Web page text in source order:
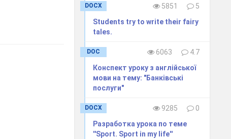
DOCX 5851
5
Students try to write their fairy
tales.
DOC 6063
4.7
Конспект уроку з англійської
мови на тему: "Банківські
послуги"
DOCX 9285
0
Разработка урока по теме
''Sport. Sport in my life''